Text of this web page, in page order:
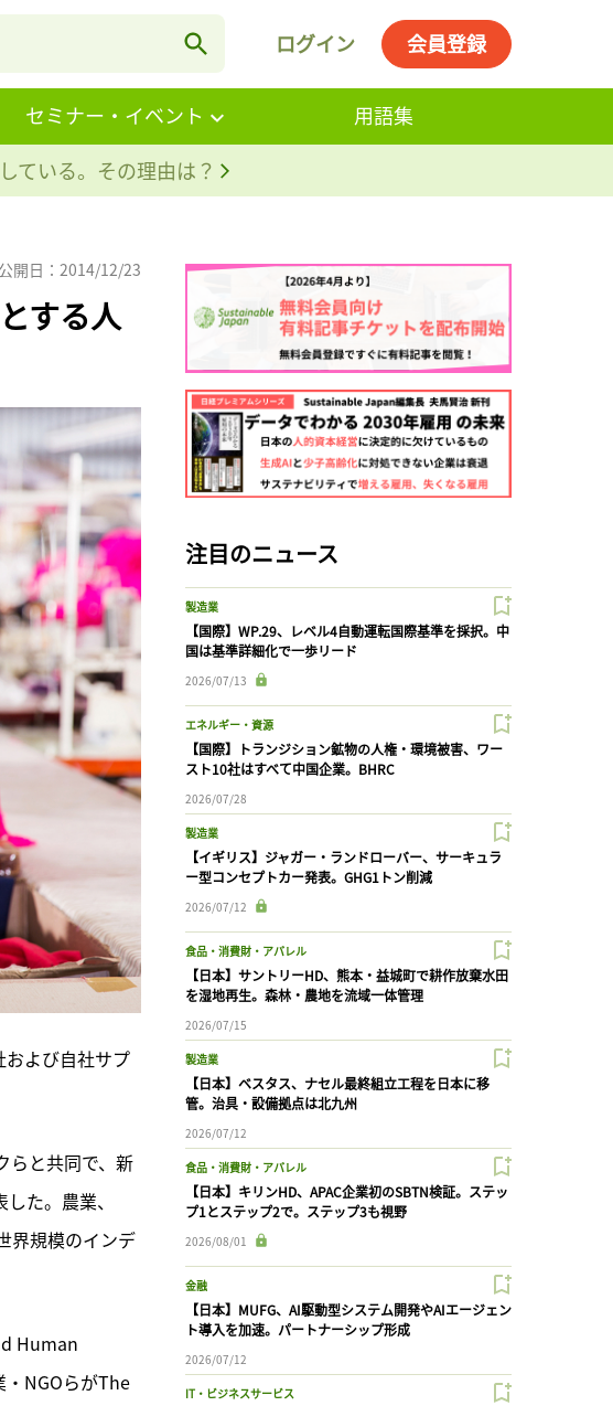
ログイン 会員登録
セミナー・イベント
用語集
ている。その理由は？
公開日：2014/12/23
する人
よび自社サプ
らと共同で、新
た。農業、
界規模のインデ
Human
NGOらがThe
注目のニュース
製造業
【国際】WP.29、レベル4自動運転国際基準を採択。中
国は基準詳細化で一歩リード
2026/07/13
エネルギー・資源
【国際】トランジション鉱物の人権・環境被害、ワー
スト10社はすべて中国企業。BHRC
2026/07/28
製造業
【イギリス】ジャガー・ランドローバー、サーキュラ
ー型コンセプトカー発表。GHG1トン削減
2026/07/12
食品・消費財・アパレル
【日本】サントリーHD、熊本・益城町で耕作放棄水田
を湿地再生。森林・農地を流域一体管理
2026/07/15
製造業
【日本】ベスタス、ナセル最終組立工程を日本に移
管。治具・設備拠点は北九州
2026/07/12
食品・消費財・アパレル
【日本】キリンHD、APAC企業初のSBTN検証。ステッ
プ1とステップ2で。ステップ3も視野
2026/08/01
金融
【日本】MUFG、AI駆動型システム開発やAIエージェン
ト導入を加速。パートナーシップ形成
2026/07/12
IT・ビジネスサービス